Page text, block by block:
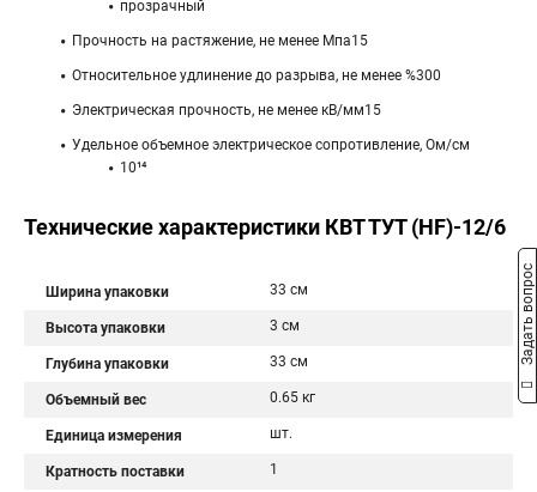
прозрачный
Прочность на растяжение, не менее Мпа15
Относительное удлинение до разрыва, не менее %300
Электрическая прочность, не менее кВ/мм15
Удельное объемное электрическое сопротивление, Ом/см
10¹⁴
Технические характеристики КВТ ТУТ (HF)-12/6
Ширина упаковки 33 см
Высота упаковки 3 см
Глубина упаковки 33 см
Объемный вес 0.65 кг
Единица измерения шт.
Кратность поставки 1
Задать вопрос